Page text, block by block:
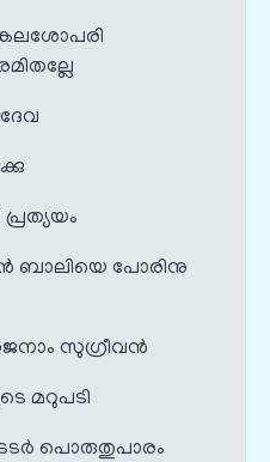
ബാലിയെ പോരിനു
സുഗ്രീവന്‍
മറുപടി
പൊരുതുപാരം